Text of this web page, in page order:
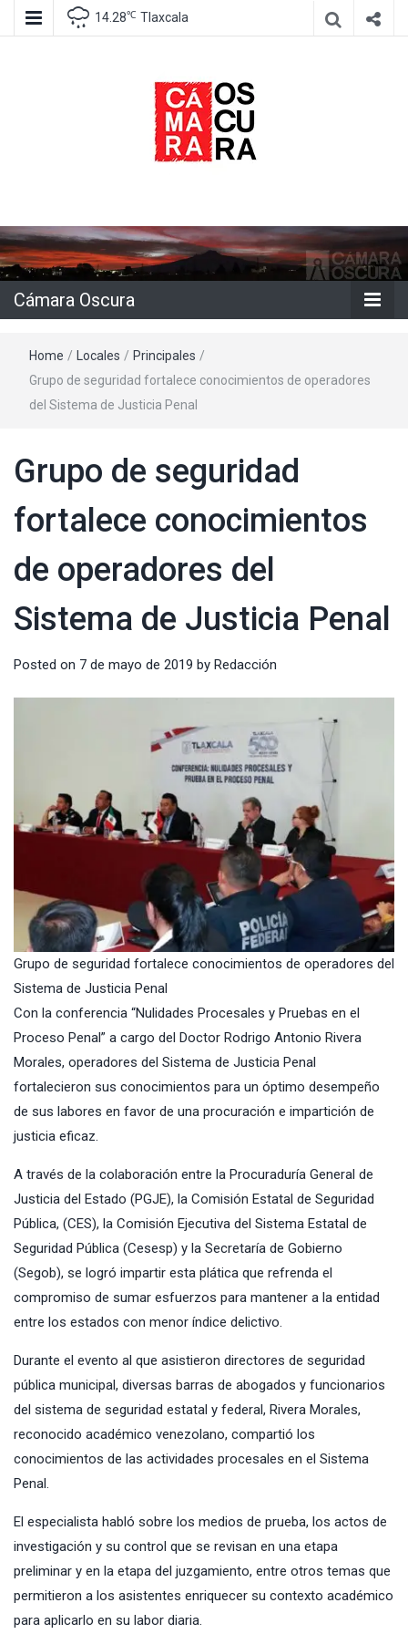
14.28℃ Tlaxcala
Cámara
Oscura
Cámara Oscura
Home / Locales / Principales /
Grupo de seguridad fortalece conocimientos de operadores
del Sistema de Justicia Penal
Grupo de seguridad
fortalece conocimientos
de operadores del
Sistema de Justicia Penal
Posted on 7 de mayo de 2019 by Redacción
Grupo de seguridad fortalece conocimientos de operadores del
Sistema de Justicia Penal
Con la conferencia “Nulidades Procesales y Pruebas en el
Proceso Penal” a cargo del Doctor Rodrigo Antonio Rivera
Morales, operadores del Sistema de Justicia Penal
fortalecieron sus conocimientos para un óptimo desempeño
de sus labores en favor de una procuración e impartición de
justicia eficaz.
A través de la colaboración entre la Procuraduría General de
Justicia del Estado (PGJE), la Comisión Estatal de Seguridad
Pública, (CES), la Comisión Ejecutiva del Sistema Estatal de
Seguridad Pública (Cesesp) y la Secretaría de Gobierno
(Segob), se logró impartir esta plática que refrenda el
compromiso de sumar esfuerzos para mantener a la entidad
entre los estados con menor índice delictivo.
Durante el evento al que asistieron directores de seguridad
pública municipal, diversas barras de abogados y funcionarios
del sistema de seguridad estatal y federal, Rivera Morales,
reconocido académico venezolano, compartió los
conocimientos de las actividades procesales en el Sistema
Penal.
El especialista habló sobre los medios de prueba, los actos de
investigación y su control que se revisan en una etapa
preliminar y en la etapa del juzgamiento, entre otros temas que
permitieron a los asistentes enriquecer su contexto académico
para aplicarlo en su labor diaria.